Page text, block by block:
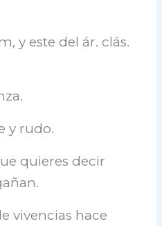
y este del ár. clás.
y rudo.
quieres decir
vivencias hace